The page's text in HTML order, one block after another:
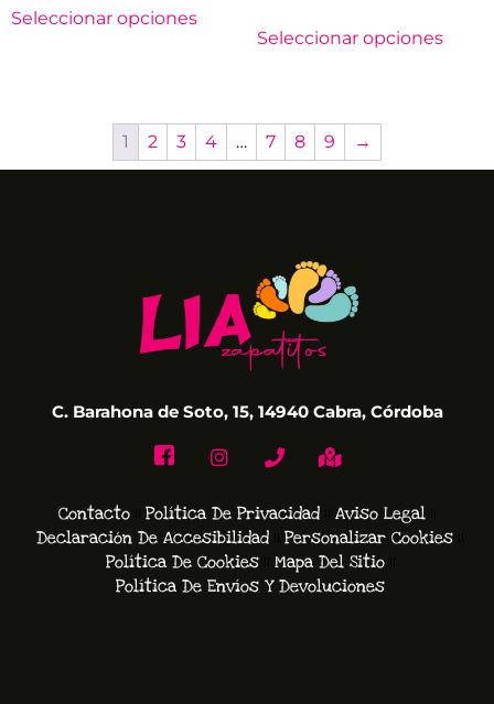
Seleccionar opciones
Seleccionar opciones
1 2 3 4 … 7 8 9 →
C. Barahona de Soto, 15, 14940 Cabra, Córdoba
Contacto Política De Privacidad
Aviso Legal
Declaración De Accesibilidad
Personalizar Cookies
Política De Cookies
Mapa Del Sitio
Política De Envíos Y Devoluciones